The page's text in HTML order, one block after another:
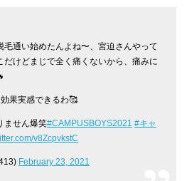
通い始めたんよね〜、宮迫さんやって
だけどまじで全く痛くないから、痛みに
果実感できるわ🥰
ません爆笑#CAMPUSBOYS2021 #キャ
v8ZcpvkstC
February 23, 2021